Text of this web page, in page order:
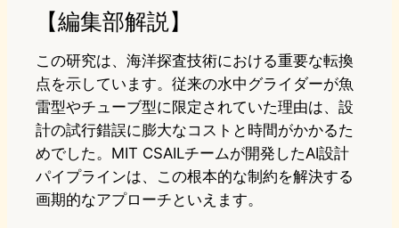
【編集部解説】
この研究は、海洋探査技術における重要な転換
点を示しています。従来の水中グライダーが魚
雷型やチューブ型に限定されていた理由は、設
計の試行錯誤に膨大なコストと時間がかかるた
めでした。MIT CSAILチームが開発したAI設計
パイプラインは、この根本的な制約を解決する
画期的なアプローチといえます。